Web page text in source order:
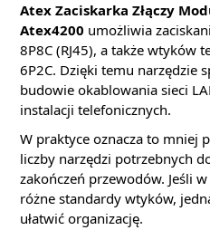
Atex Zaciskarka Złączy
Atex4200 umożliwia
8P8C (RJ45), a także wtyków
6P2C. Dzięki temu narzędzie
budowie okablowania sieci
instalacji telefonicznych.
W praktyce oznacza to mniej
liczby narzędzi potrzebnych
zakończeń przewodów. Jeśli
różne standardy wtyków,
ułatwić organizację.